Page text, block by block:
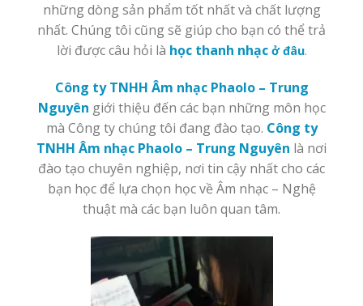
những dòng sản phẩm tốt nhất và chất lượng
nhất. Chúng tôi cũng sẽ giúp cho bạn có thể trả
lời được câu hỏi là học thanh nhạc ở đâu.
Công ty TNHH Âm nhạc Phaolo – Trung
Nguyên giới thiệu đến các bạn những môn học
mà Công ty chúng tôi đang đào tạo. Công ty
TNHH Âm nhạc Phaolo – Trung Nguyên là nơi
đào tạo chuyên nghiệp, nơi tin cậy nhất cho các
bạn học để lựa chọn học về Âm nhạc – Nghệ
thuật mà các bạn luôn quan tâm.